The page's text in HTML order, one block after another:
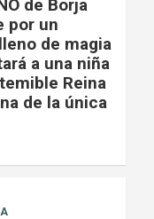
de Borja
por un
de magia
a una niña
Reina
de la única